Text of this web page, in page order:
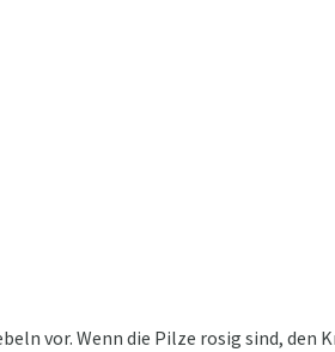
vor. Wenn die Pilze rosig sind, den